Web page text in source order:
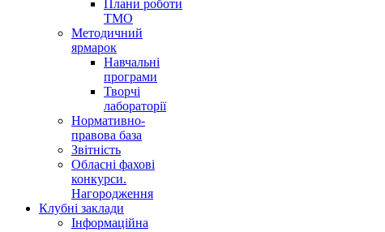
Плани роботи
ТМО
Методичний
ярмарок
Навчальні
програми
Творчі
лабораторії
Нормативно-
правова база
Звітність
Обласні фахові
конкурси.
Нагородження
Клубні заклади
Інформаційна